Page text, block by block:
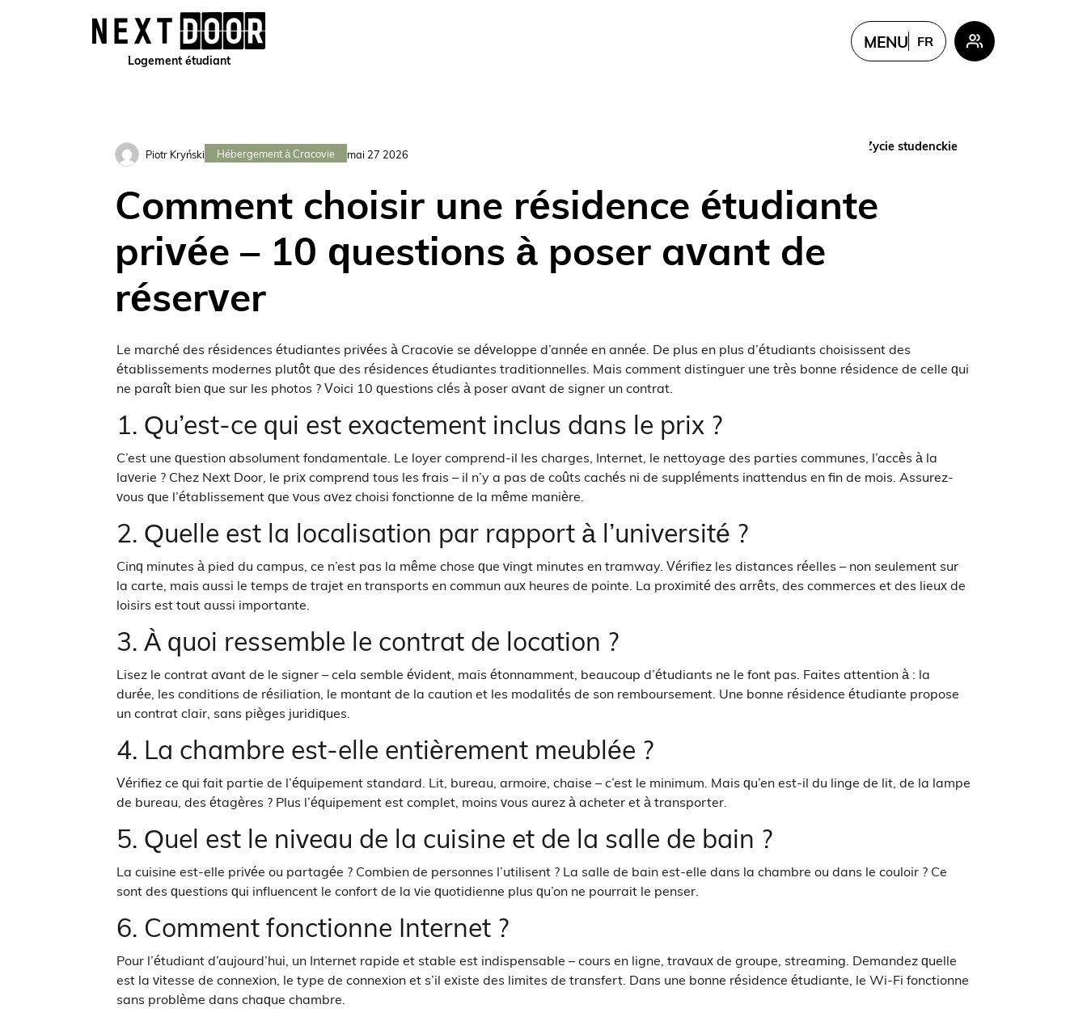
Logement étudiant
MENU FR
Cracovie Finances et formalitésFinanse i formalnościHébergement à Cracovie Życie studenckie
Piotr Kryński Hébergement à Cracovie mai 27 2026
Comment choisir une résidence étudiante
privée – 10 questions à poser avant de
réserver
Le marché des résidences étudiantes privées à Cracovie se développe d’année en année. De plus en plus d’étudiants choisissent des
établissements modernes plutôt que des résidences étudiantes traditionnelles. Mais comment distinguer une très bonne résidence de celle qui
ne paraît bien que sur les photos ? Voici 10 questions clés à poser avant de signer un contrat.
1. Qu’est-ce qui est exactement inclus dans le prix ?
C’est une question absolument fondamentale. Le loyer comprend-il les charges, Internet, le nettoyage des parties communes, l’accès à la
laverie ? Chez Next Door, le prix comprend tous les frais – il n’y a pas de coûts cachés ni de suppléments inattendus en fin de mois. Assurez-
vous que l’établissement que vous avez choisi fonctionne de la même manière.
2. Quelle est la localisation par rapport à l’université ?
Cinq minutes à pied du campus, ce n’est pas la même chose que vingt minutes en tramway. Vérifiez les distances réelles – non seulement sur
la carte, mais aussi le temps de trajet en transports en commun aux heures de pointe. La proximité des arrêts, des commerces et des lieux de
loisirs est tout aussi importante.
3. À quoi ressemble le contrat de location ?
Lisez le contrat avant de le signer – cela semble évident, mais étonnamment, beaucoup d’étudiants ne le font pas. Faites attention à : la
durée, les conditions de résiliation, le montant de la caution et les modalités de son remboursement. Une bonne résidence étudiante propose
un contrat clair, sans pièges juridiques.
4. La chambre est-elle entièrement meublée ?
Vérifiez ce qui fait partie de l’équipement standard. Lit, bureau, armoire, chaise – c’est le minimum. Mais qu’en est-il du linge de lit, de la lampe
de bureau, des étagères ? Plus l’équipement est complet, moins vous aurez à acheter et à transporter.
5. Quel est le niveau de la cuisine et de la salle de bain ?
La cuisine est-elle privée ou partagée ? Combien de personnes l’utilisent ? La salle de bain est-elle dans la chambre ou dans le couloir ? Ce
sont des questions qui influencent le confort de la vie quotidienne plus qu’on ne pourrait le penser.
6. Comment fonctionne Internet ?
Pour l’étudiant d’aujourd’hui, un Internet rapide et stable est indispensable – cours en ligne, travaux de groupe, streaming. Demandez quelle
est la vitesse de connexion, le type de connexion et s’il existe des limites de transfert. Dans une bonne résidence étudiante, le Wi-Fi fonctionne
sans problème dans chaque chambre.